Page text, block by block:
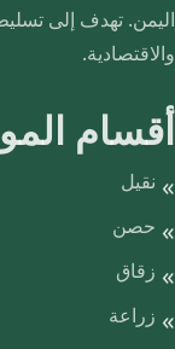
اليمن. تهدف إلى تسليط
والاقتصادية.
أقسام
نقيل
حصن
زقاق
زراعة